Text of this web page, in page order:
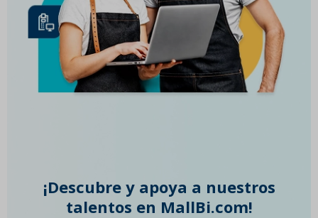
¡Descubre y apoya a nuestros
talentos en MallBi.com!